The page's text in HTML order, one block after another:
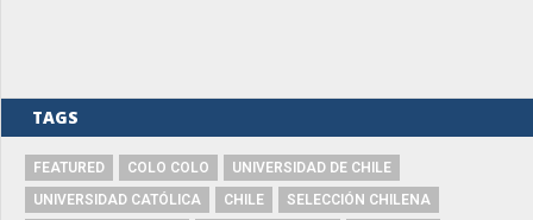
TAGS
FEATURED COLO COLO
UNIVERSIDAD DE CHILE
UNIVERSIDAD CATÓLICA
CHILE
SELECCIÓN CHILENA